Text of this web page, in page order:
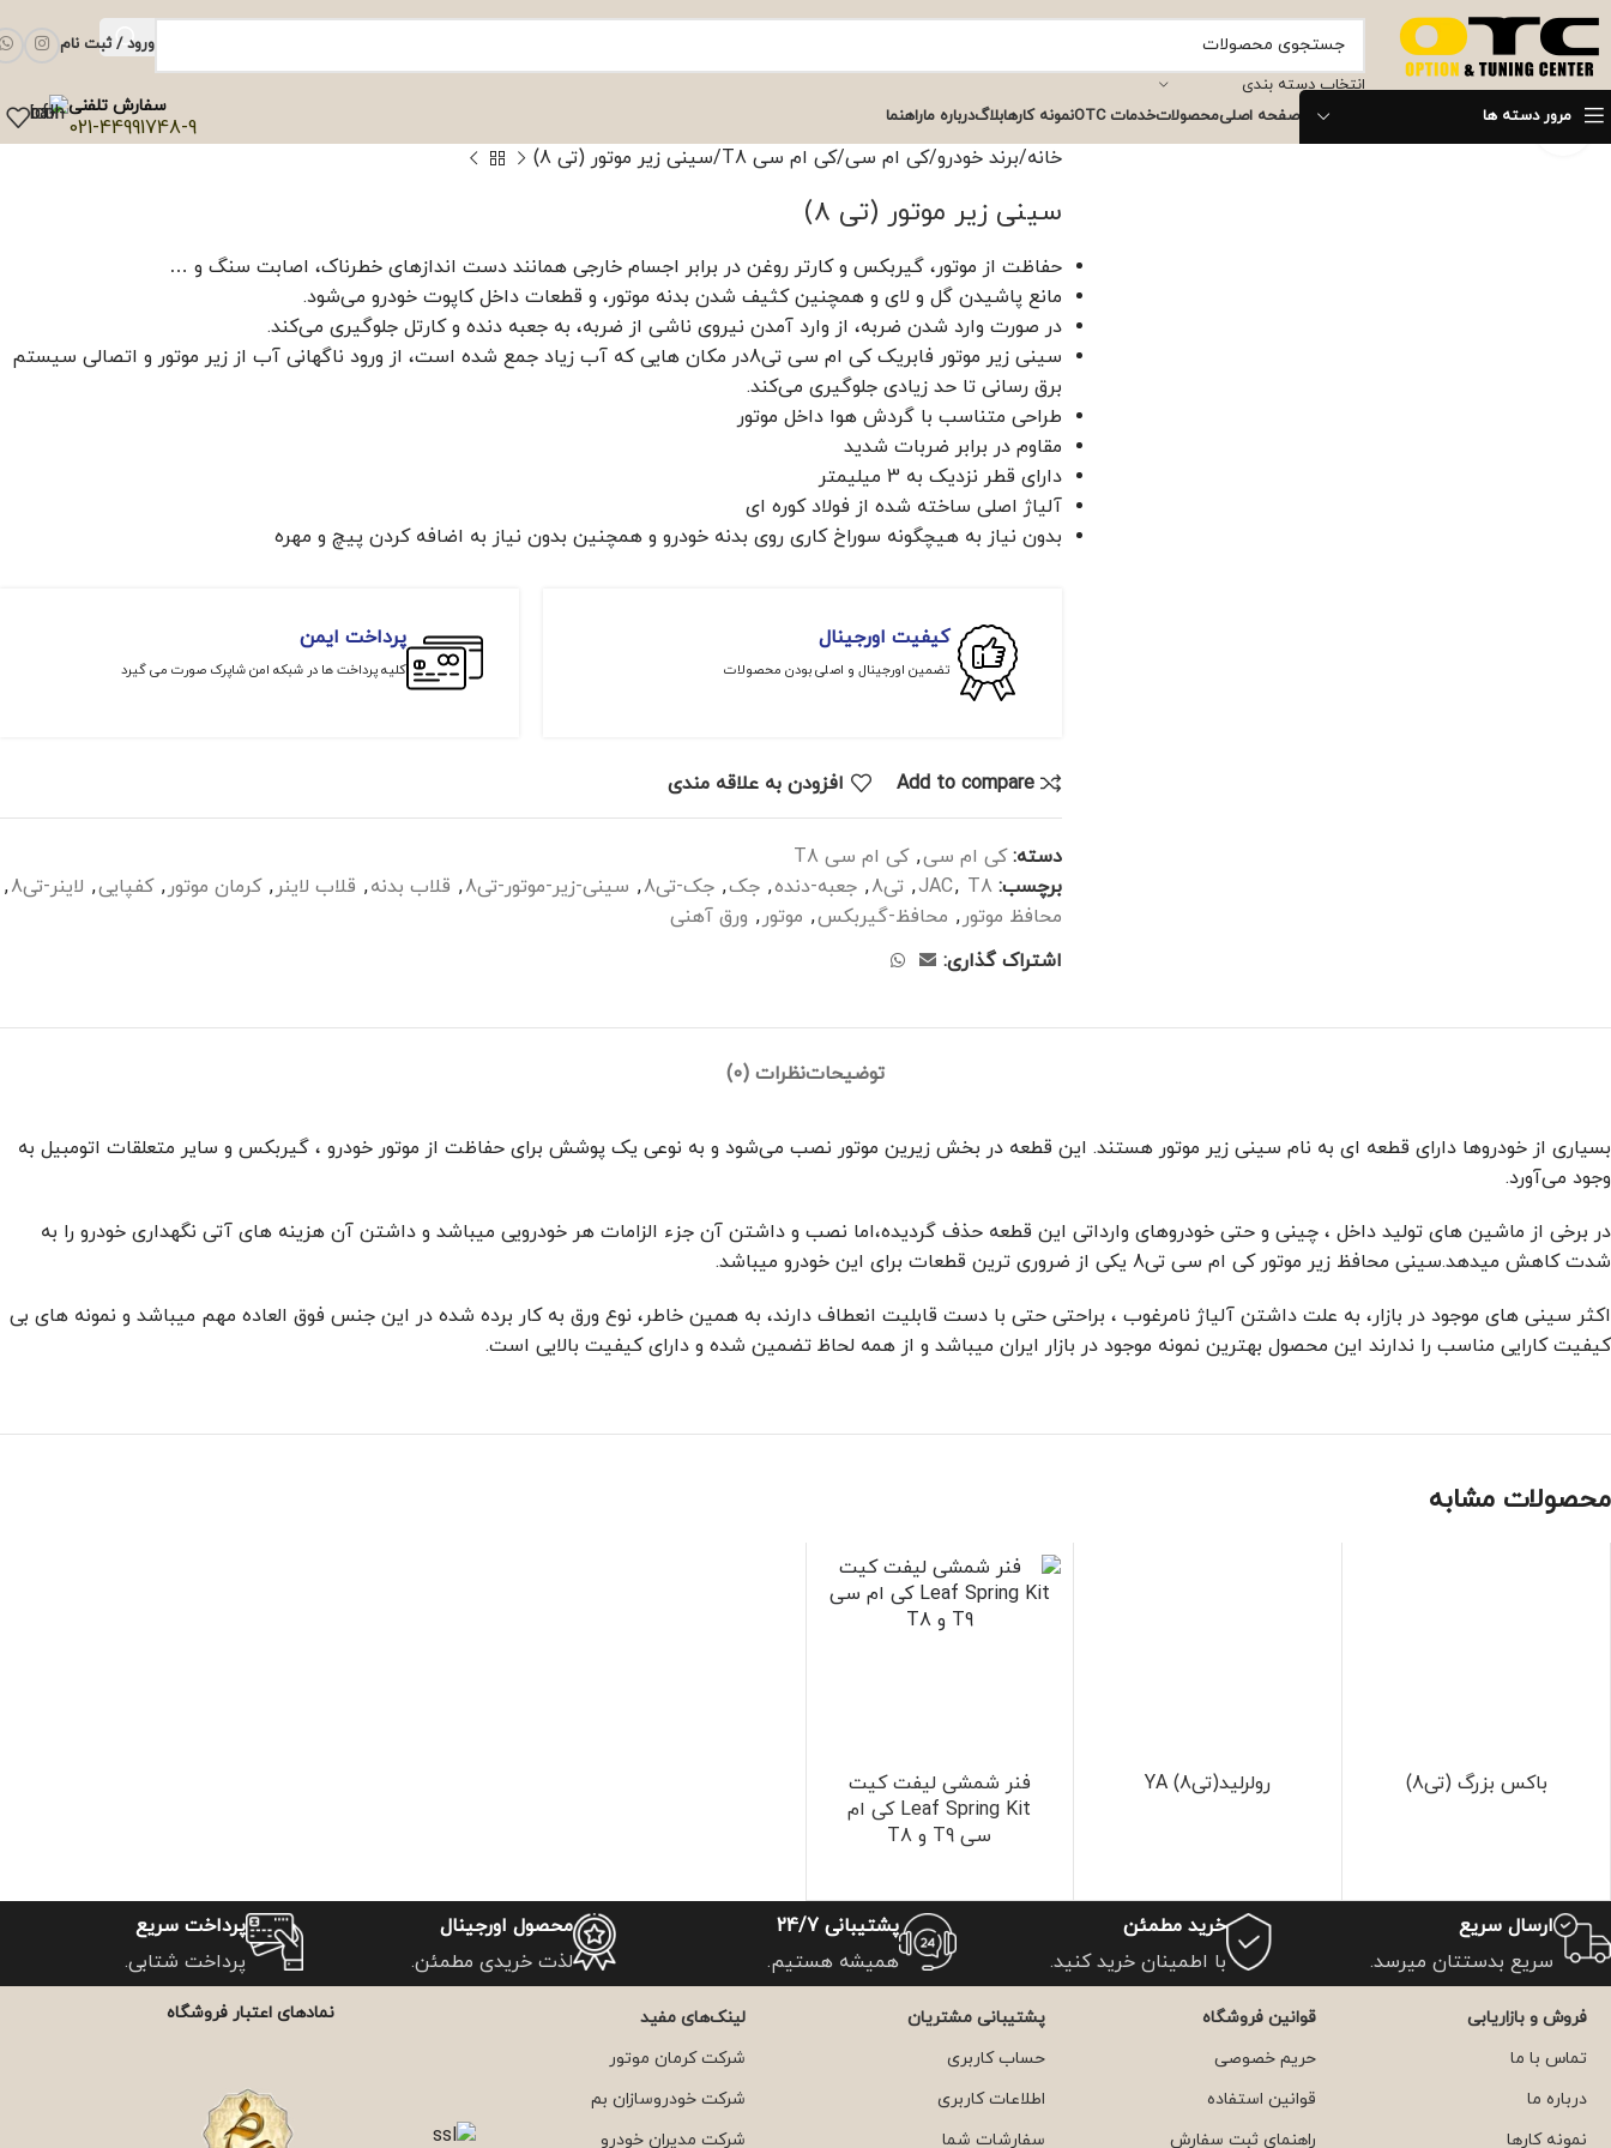
انتخاب دسته بندی
ورود / ثبت نام
مرور دسته ها صفحه اصلیمحصولاتخدمات OTC نمونه کارهابلاگدرباره ماراهنما سفارش تلفنی
021-44991748-9 برای بزرگنمایی کلیک کنید
خانه برند خودرو کی ام سی کی ام سی T8 سینی زیر موتور (تی 8)
سینی زیر موتور (تی 8)
حفاظت از موتور، گیربکس و کارتر روغن در برابر اجسام خارجی همانند دست اندازهای خطرناک، اصابت سنگ و …
مانع پاشیدن گل و لای و همچنین کثیف شدن بدنه موتور، و قطعات داخل کاپوت خودرو می‌شود.
در صورت وارد شدن ضربه، از وارد آمدن نیروی ناشی از ضربه، به جعبه دنده و کارتل جلوگیری می‌کند.
سینی زیر موتور فابریک کی ام سی تی8در مکان هایی که آب زیاد جمع شده است، از ورود ناگهانی آب از زیر موتور و اتصالی سیستم
برق رسانی تا حد زیادی جلوگیری می‌کند.
طراحی متناسب با گردش هوا داخل موتور
مقاوم در برابر ضربات شدید
دارای قطر نزدیک به 3 میلیمتر
آلیاژ اصلی ساخته شده از فولاد کوره ای
بدون نیاز به هیچگونه سوراخ کاری روی بدنه خودرو و همچنین بدون نیاز به اضافه کردن پیچ و مهره
کیفیت اورجینال
تضمین اورجینال و اصلی بودن محصولات
پرداخت ایمن
کلیه پرداخت ها در شبکه امن شاپرک صورت می گیرد
Add to compare افزودن به علاقه مندی
دسته: کی ام سی, کی ام سی T8
برچسب:
JAC, T8
, تی8 , جعبه-دنده, جک, جک-تی8 , سینی-زیر-موتور-تی8 , قلاب بدنه, قلاب لاینر , کرمان موتور , کفپایی, لاینر-تی8 ,
محافظ موتور , محافظ-گیربکس, موتور , ورق آهنی
اشتراک گذاری:
توضیحاتنظرات (0)
بسیاری از خودروها دارای قطعه ای به نام سینی زیر موتور هستند. این قطعه در بخش زیرین موتور نصب می‌شود و به نوعی یک پوشش برای حفاظت از موتور خودرو ، گیربکس و سایر متعلقات اتومبیل به
وجود می‌آورد.
در برخی از ماشین های تولید داخل ، چینی و حتی خودروهای وارداتی این قطعه حذف گردیده،اما نصب و داشتن آن جزء الزامات هر خودرویی میباشد و داشتن آن هزینه های آتی نگهداری خودرو را به
شدت کاهش میدهد.سینی محافظ زیر موتور کی ام سی تی8 یکی از ضروری ترین قطعات برای این خودرو میباشد.
اکثر سینی های موجود در بازار، به علت داشتن آلیاژ نامرغوب ، براحتی حتی با دست قابلیت انعطاف دارند، به همین خاطر، نوع ورق به کار برده شده در این جنس فوق العاده مهم میباشد و نمونه های بی
کیفیت کارایی مناسب را ندارند این محصول بهترین نمونه موجود در بازار ایران میباشد و از همه لحاظ تضمین شده و دارای کیفیت بالایی است.
محصولات مشابه
باکس بزرگ (تی8) رولرلید(تی8) YA
فنر شمشی لیفت‌ کیت
Leaf Spring Kit کی ام
سی T9 و T8
ارسال سریع
سریع بدستتان میرسد.
خرید مطمئن
با اطمینان خرید کنید.
پشتیبانی 24/7
همیشه هستیم.
محصول اورجینال
لذت خریدی مطمئن.
پرداخت سریع
پرداخت شتابی.
فروش و بازاریابی
تماس با ما
درباره ما
نمونه کارها
قوانین فروشگاه
حریم خصوصی
قوانین استفاده
راهنمای ثبت سفارش
پشتیبانی مشتریان
حساب کاربری
اطلاعات کاربری
سفارشات شما
لینک‌های مفید
شرکت کرمان موتور
شرکت خودروسازان بم
شرکت مدیران خودرو
نمادهای اعتبار فروشگاه